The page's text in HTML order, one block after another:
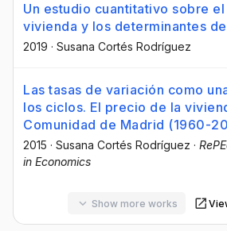
Un estudio cuantitativo sobre
vivienda y los determinantes
2019 · Susana Cortés Rodríguez
Las tasas de variación como
los ciclos. El precio de la
Comunidad de Madrid (1960-
2015 · Susana Cortés Rodríguez ·
in Economics
Show more works